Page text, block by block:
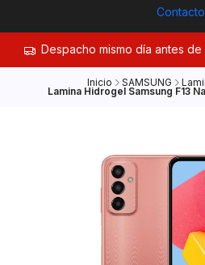
Contacto
Despacho mismo día antes de
Inicio SAMSUNG
Lamina Hidrogel Samsung F13